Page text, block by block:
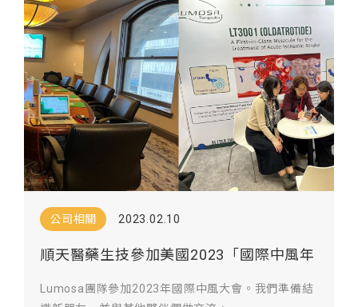
公司相關 2023.02.10
順天醫藥生技參加美國2023「國際中風年
Lumosa團隊參加2023年國際中風大會。我們準備結